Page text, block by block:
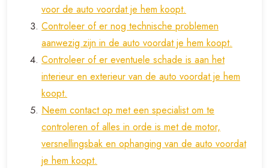
voor de auto voordat je hem koopt.
Controleer of er nog technische problemen
aanwezig zijn in de auto voordat je hem koopt.
Controleer of er eventuele schade is aan het
interieur en exterieur van de auto voordat je hem
koopt.
Neem contact op met een specialist om te
controleren of alles in orde is met de motor,
versnellingsbak en ophanging van de auto voordat
je hem koopt.